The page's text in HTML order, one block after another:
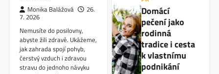
Monika Balážová
26.
7. 2026
Nemusíte do posilovny,
abyste žili zdravě. Ukážeme,
jak zahrada spojí pohyb,
čerstvý vzduch i zdravou
stravu do jednoho návyku
Domácí
pečení jako
rodinná
tradice i cesta
k vlastnímu
podnikání